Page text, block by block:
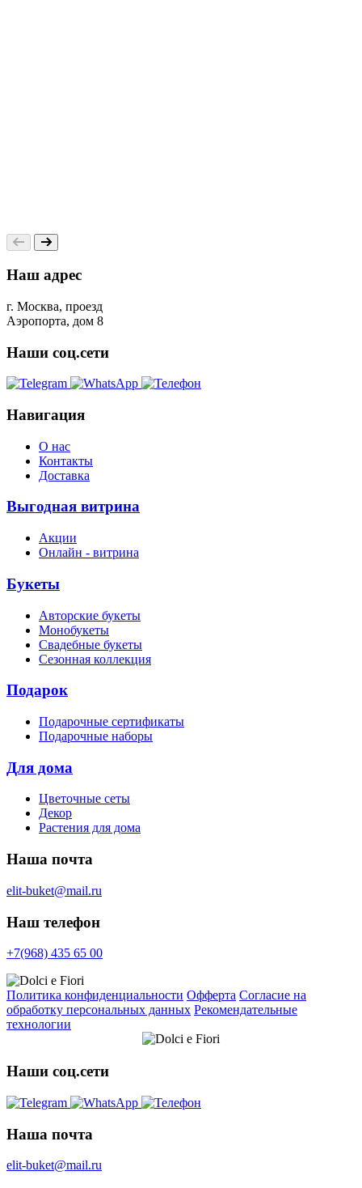
Наш адрес
г. Москва, проезд
Аэропорта, дом 8
Наши соц.сети
Навигация
О нас
Контакты
Доставка
Выгодная витрина
Акции
Онлайн - витрина
Букеты
Авторские букеты
Монобукеты
Свадебные букеты
Сезонная коллекция
Подарок
Подарочные сертификаты
Подарочные наборы
Для дома
Цветочные сеты
Декор
Растения для дома
Наша почта
elit-buket@mail.ru
Наш телефон
+7(968) 435 65 00
Политика конфиденциальности Офферта Согласие на
обработку персональных данных Рекомендательные
технологии
Наши соц.сети
Наша почта
elit-buket@mail.ru